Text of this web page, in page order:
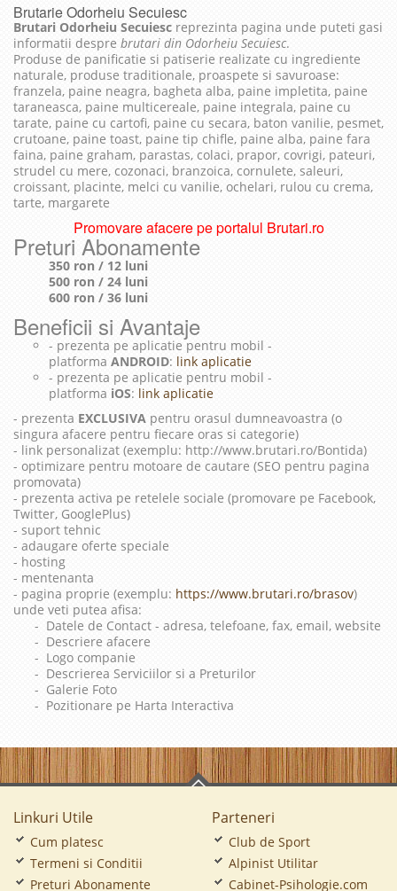
Brutarie Odorheiu Secuiesc
Brutari Odorheiu Secuiesc reprezinta pagina unde puteti gasi
informatii despre brutari din Odorheiu Secuiesc.
Produse de panificatie si patiserie realizate cu ingrediente
naturale, produse traditionale, proaspete si savuroase:
franzela, paine neagra, bagheta alba, paine impletita, paine
taraneasca, paine multicereale, paine integrala, paine cu
tarate, paine cu cartofi, paine cu secara, baton vanilie, pesmet,
crutoane, paine toast, paine tip chifle, paine alba, paine fara
faina, paine graham, parastas, colaci, prapor, covrigi, pateuri,
strudel cu mere, cozonaci, branzoica, cornulete, saleuri,
croissant, placinte, melci cu vanilie, ochelari, rulou cu crema,
tarte, margarete
Promovare afacere pe portalul Brutari.ro
Preturi Abonamente
350 ron / 12 luni
500 ron / 24 luni
600 ron / 36 luni
Beneficii si Avantaje
- prezenta pe aplicatie pentru mobil -
platforma ANDROID: link aplicatie
- prezenta pe aplicatie pentru mobil -
platforma iOS: link aplicatie
- prezenta EXCLUSIVA pentru orasul dumneavoastra (o
singura afacere pentru fiecare oras si categorie)
- link personalizat (exemplu: http://www.brutari.ro/Bontida)
- optimizare pentru motoare de cautare (SEO pentru pagina
promovata)
- prezenta activa pe retelele sociale (promovare pe Facebook,
Twitter, GooglePlus)
- suport tehnic
- adaugare oferte speciale
- hosting
- mentenanta
- pagina proprie (exemplu: https://www.brutari.ro/brasov)
unde veti putea afisa:
- Datele de Contact - adresa, telefoane, fax, email, website
- Descriere afacere
- Logo companie
- Descrierea Serviciilor si a Preturilor
- Galerie Foto
- Pozitionare pe Harta Interactiva
Linkuri Utile
Cum platesc
Termeni si Conditii
Preturi Abonamente
Parteneri
Club de Sport
Alpinist Utilitar
Cabinet-Psihologie.com